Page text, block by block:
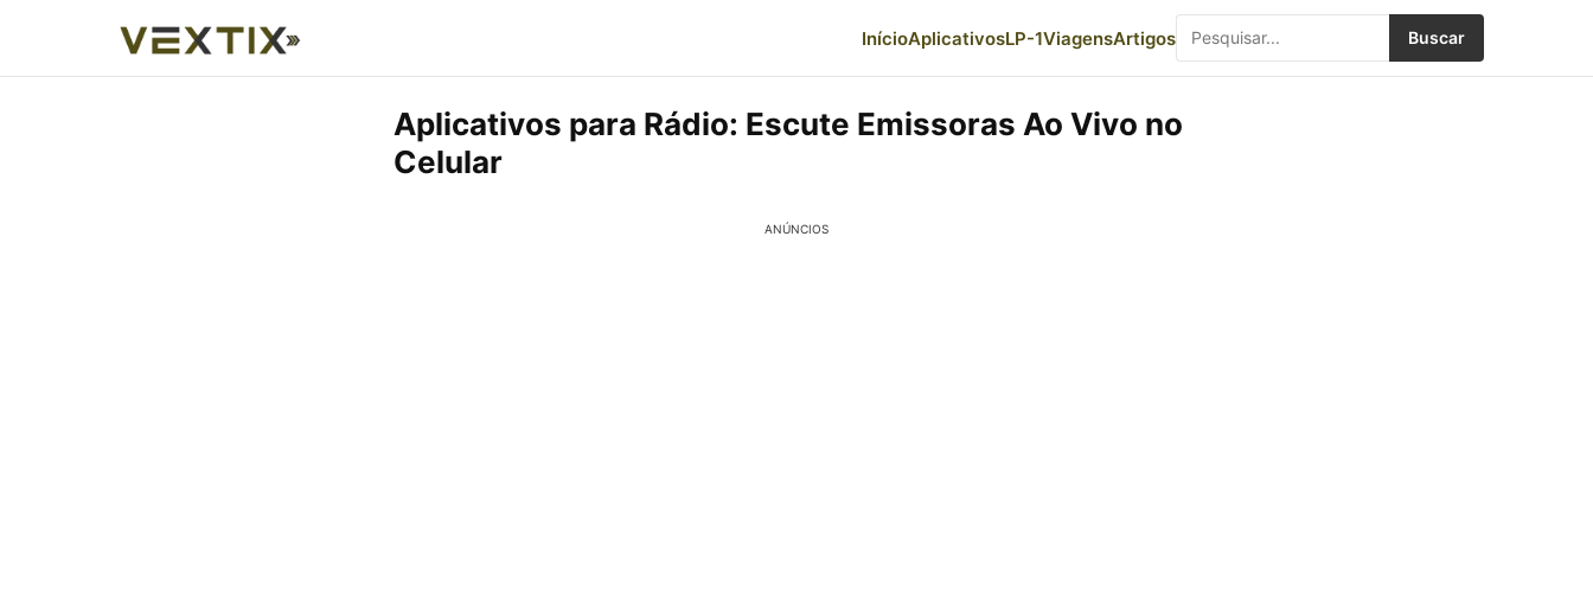
InícioAplicativosLP-1ViagensArtigos Buscar
Aplicativos para Rádio: Escute Emissoras Ao Vivo no
Celular
ANÚNCIOS